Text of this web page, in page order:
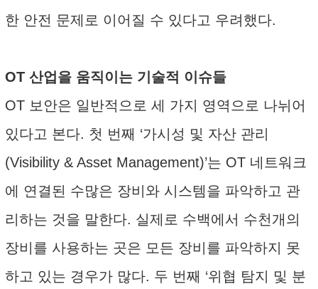
한 안전 문제로 이어질 수 있다고 우려했다.
OT 산업을 움직이는 기술적 이슈들
OT 보안은 일반적으로 세 가지 영역으로 나뉘어
있다고 본다. 첫 번째 ‘가시성 및 자산 관리
(Visibility & Asset Management)’는 OT 네트워크
에 연결된 수많은 장비와 시스템을 파악하고 관
리하는 것을 말한다. 실제로 수백에서 수천개의
장비를 사용하는 곳은 모든 장비를 파악하지 못
하고 있는 경우가 많다. 두 번째 ‘위협 탐지 및 분